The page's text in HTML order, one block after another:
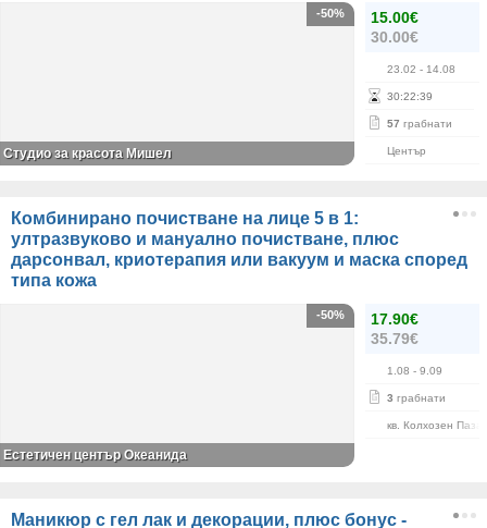
15.00€
30.00€
23.02 - 14.08
30:22:38
57 грабнати
Център
-50%
Студио за красота Мишел
Комбинирано почистване на лице 5 в 1:
ултразвуково и мануално почистване, плюс
дарсонвал, криотерапия или вакуум и маска според
типа кожа
17.90€
35.79€
1.08 - 9.09
3 грабнати
кв. Колхозен
-50%
Естетичен център Океанида
Маникюр с гел лак и декорации, плюс бонус -